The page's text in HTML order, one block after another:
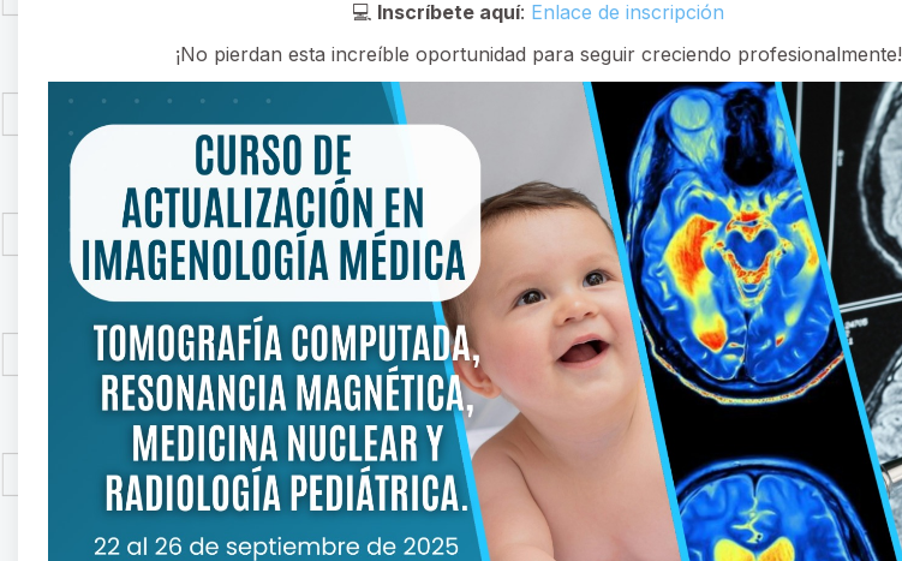
💻 Inscríbete aquí: Enlace de inscripción
¡No pierdan esta increíble oportunidad para seguir creciendo profesionalmente!